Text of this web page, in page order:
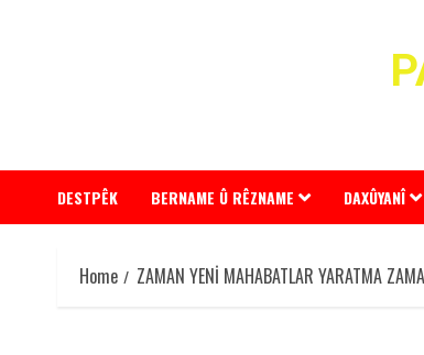
DESTPÊK BERNAME Û RÊZNAME DAXÛYANÎ
Home ZAMAN YENİ MAHABATLAR YARATMA